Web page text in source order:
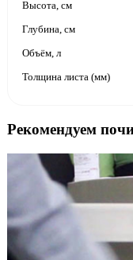
Высота, см
Глубина, см
Объём, л
Толщина листа (мм)
Рекомендуем